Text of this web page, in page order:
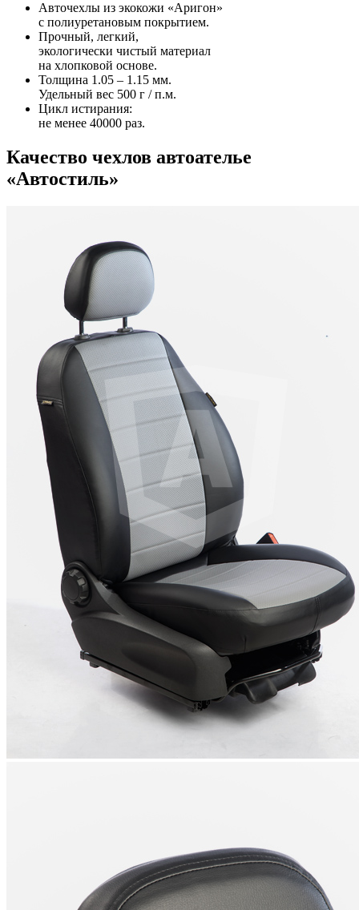
Авточехлы из экокожи «Аригон»
с полиуретановым покрытием.
Прочный, легкий,
экологически чистый материал
на хлопковой основе.
Толщина 1.05 – 1.15 мм.
Удельный вес 500 г / п.м.
Цикл истирания:
не менее 40000 раз.
Качество чехлов автоателье
«Автостиль»